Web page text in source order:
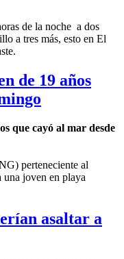
de la noche a dos
a tres más, esto en El
de 19 años
que cayó al mar desde
perteneciente al
una joven en playa
asaltar a